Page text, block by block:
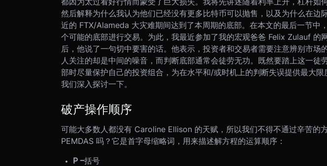
然后解释为什么我认为他们已经没有更多比特币可以抛售，以及为什么在边
近的 FTX/Alameda 大灾难期间达到了本周期的底部。 在本文的最后一节中
个可能的底部进行交易。为此，我最近参加了我的宏观爸爸 Felix Zulauf 的
后，他说了一句切中要害的话。他表示，投资者和交易者需要注意辨别市场
人关注的却是中间的噪音，而判断底部通常会徒劳无功。既然要踏上这一徒
部时尽量保护自己的投资组合，为在水平和/或时机上的判断失误提供最大限
我们深入探讨一下。
破产操作顺序
可能大多数人都没有 Caroline Ellison 的天赋，所以我们不得不通过辛苦的
PEMDAS 吗？它是首字母缩略词，用来描述解方程的运算顺序：
P –括号